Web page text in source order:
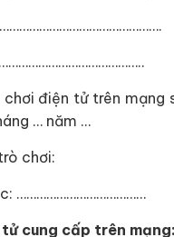
điện tử trên mạng
… năm …
chơi:
…………………………………
cung cấp trên mạng: